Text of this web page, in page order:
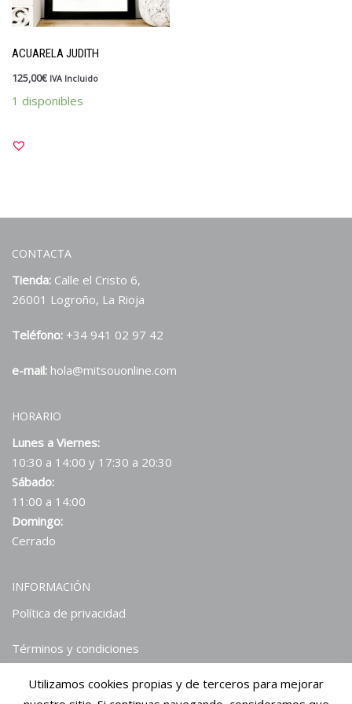
Kits y packs
OUTLET
ACUARELA JUDITH
125,00€ IVA Incluido
1 disponibles
CONTACTA
Tienda: Calle el Cristo 6,
26001 Logroño, La Rioja
Teléfono: +34 941 02 97 42
e-mail: hola@mitsouonline.com
HORARIO
Lunes a Viernes:
10:30 a 14:00 y 17:30 a 20:30
Sábado:
11:00 a 14:00
Domingo:
Cerrado
INFORMACIÓN
Política de privacidad
Términos y condiciones
Hablan de nosotros
Utilizamos cookies propias y de terceros para mejorar